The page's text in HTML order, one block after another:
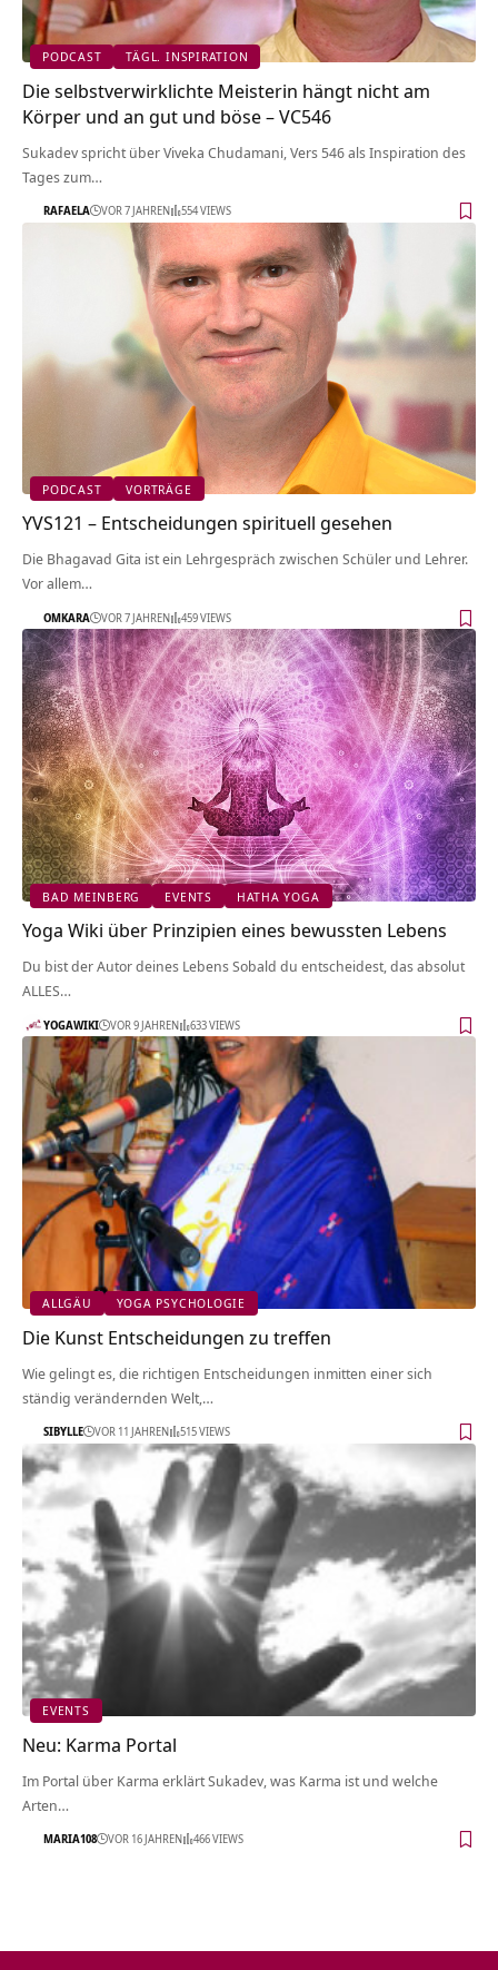
PODCAST TÄGL. INSPIRATION
Die selbstverwirklichte Meisterin hängt nicht am
Körper und an gut und böse – VC546
Sukadev spricht über Viveka Chudamani, Vers 546 als Inspiration des
Tages zum…
RAFAELA VOR 7 JAHREN 554 VIEWS
PODCAST VORTRÄGE
YVS121 – Entscheidungen spirituell gesehen
Die Bhagavad Gita ist ein Lehrgespräch zwischen Schüler und Lehrer.
Vor allem…
OMKARA VOR 7 JAHREN 459 VIEWS
BAD MEINBERG EVENTS HATHA YOGA
Yoga Wiki über Prinzipien eines bewussten Lebens
Du bist der Autor deines Lebens Sobald du entscheidest, das absolut
ALLES…
YOGAWIKI VOR 9 JAHREN 633 VIEWS
ALLGÄU YOGA PSYCHOLOGIE
Die Kunst Entscheidungen zu treffen
Wie gelingt es, die richtigen Entscheidungen inmitten einer sich
ständig verändernden Welt,…
SIBYLLE VOR 11 JAHREN 515 VIEWS
EVENTS
Neu: Karma Portal
Im Portal über Karma erklärt Sukadev, was Karma ist und welche
Arten…
MARIA108 VOR 16 JAHREN 466 VIEWS